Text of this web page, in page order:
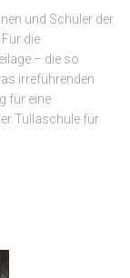
und Schüler der
die
– die so
irreführenden
für eine
Tullaschule für